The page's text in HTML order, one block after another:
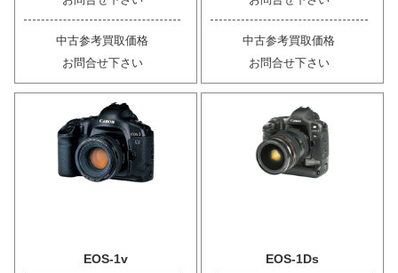
中古参考買取価格
お問合せ下さい
中古参考買取価格
お問合せ下さい
EOS-1v EOS-1Ds